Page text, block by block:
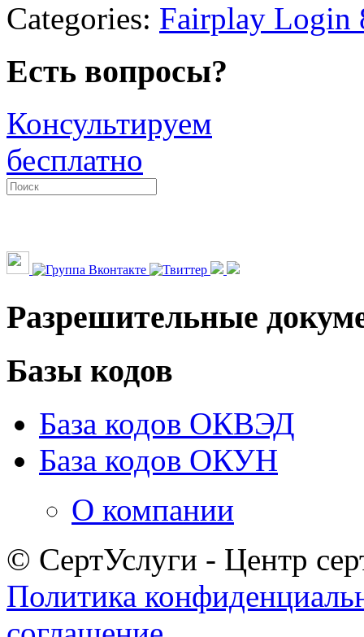
Categories: Fairplay Login
Есть вопросы?
Консультируем
бесплатно
Разрешительные
Базы кодов
База кодов ОКВЭД
База кодов ОКУН
О компании
© СертУслуги - Центр
Политика